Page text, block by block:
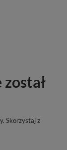
Skorzystaj z